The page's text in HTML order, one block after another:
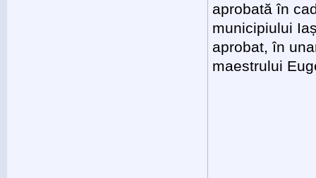
aprobată în
municipiului
aprobat, în
maestrului